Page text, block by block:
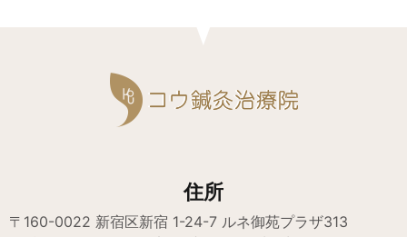
住所
〒160-0022 新宿区新宿 1-24-7 ルネ御苑プラザ313